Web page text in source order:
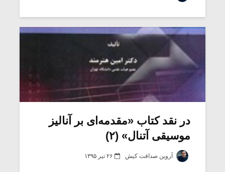
در نقد کتاب «مقدمه‌ای بر آنالیز
موسیقی آتنال» (۲)
آروین صداقت کیش ۲۶ تیر ۱۳۹۵